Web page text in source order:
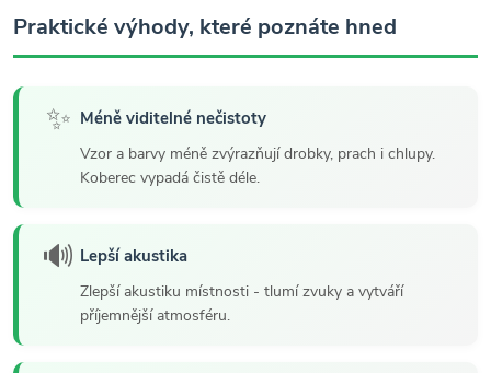
Praktické výhody, které poznáte hned
✨ Méně viditelné nečistoty
Vzor a barvy méně zvýrazňují drobky, prach i chlupy.
Koberec vypadá čistě déle.
🔊 Lepší akustika
Zlepší akustiku místnosti - tlumí zvuky a vytváří
příjemnější atmosféru.